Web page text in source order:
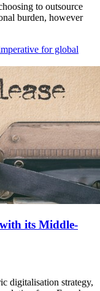
to outsource
burden, however
for global
its Middle-
digitalisation strategy,